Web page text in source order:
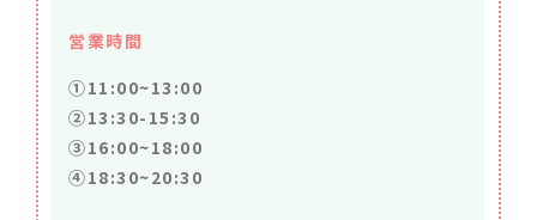
営業時間
①11:00~13:00
②13:30-15:30
③16:00~18:00
④18:30~20:30